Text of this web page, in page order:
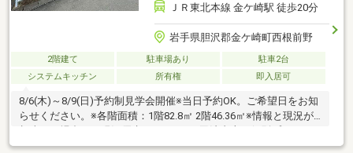
ＪＲ東北本線 金ケ崎駅 徒歩20分
岩手県胆沢郡金ケ崎町西根前野
2階建て 駐車場あり
駐車2台
システムキッチン
所有権 即入居可
8/6(木)～8/9(日)予約制見学会開催※当日予約OK。ご希望日をお知
らせください。※各階面積：1階82.8㎡ 2階46.36㎡※情報と現況が
相違する場合は、現況優先とします。※司法書士・個別プロパン
供給会社は売主の指定になります。プロパンガスの消費に係る配